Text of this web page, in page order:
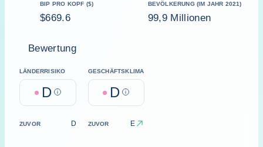
BIP PRO KOPF ($)
$669.6
BEVÖLKERUNG (IM JAHR 2021)
99,9 Millionen
Bewertung
LÄNDERRISIKO
D Help
GESCHÄFTSKLIMA
D Help
ZUVOR D ZUVOR E